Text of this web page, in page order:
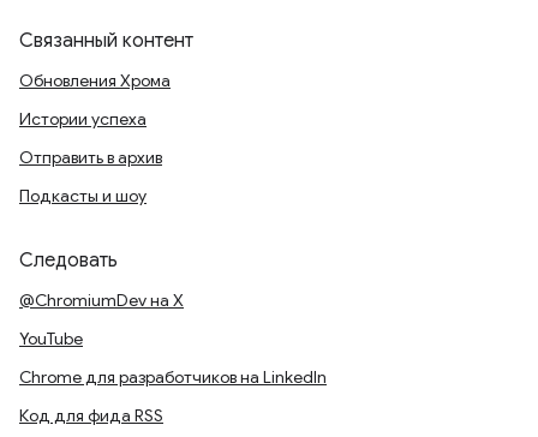
Связанный контент
Обновления Хрома
Истории успеха
Отправить в архив
Подкасты и шоу
Следовать
@ChromiumDev на X
YouTube
Chrome для разработчиков на LinkedIn
Код для фида RSS